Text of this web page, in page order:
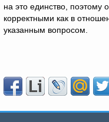
на это единство,
корректными как в
указанным вопросом.